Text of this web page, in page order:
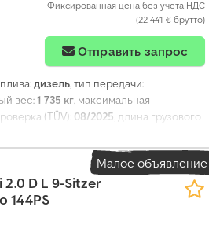
Фиксированная цена без учета НДС
(22 441 € брутто)
Отправить запрос
дизель, тип передачи:
вес:1 735 кг, максимальная
(TÜV): 08/2025, длина грузового
л/100км, расход топлива (смешанный
эффективность:A, цвет:
общая длина:2 010 мм
, общая ширина:
подушка безопасности,
иммобилайзера, система контроля
Малое объявление
D L 9-Sitzer
144PS